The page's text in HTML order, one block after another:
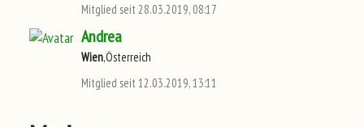
Mitglied seit 28.03.2019, 08:17
Andrea
Wien,Österreich
Mitglied seit 12.03.2019, 13:11